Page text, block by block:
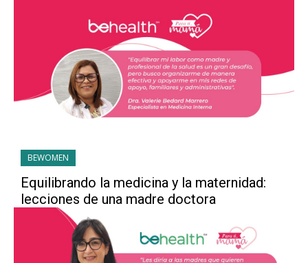
BEWOMEN
Equilibrando la medicina y la maternidad:
lecciones de una madre doctora